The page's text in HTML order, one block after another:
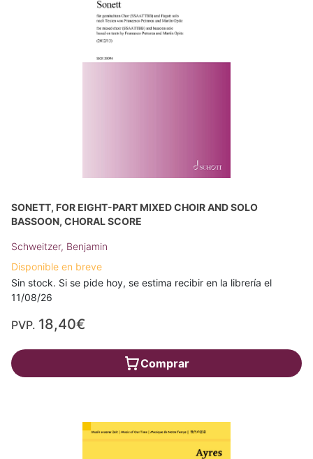
SONETT, FOR EIGHT-PART MIXED CHOIR AND SOLO
BASSOON, CHORAL SCORE
Schweitzer, Benjamin
Disponible en breve
Sin stock. Si se pide hoy, se estima recibir en la librería el
11/08/26
PVP. 18,40€
Comprar